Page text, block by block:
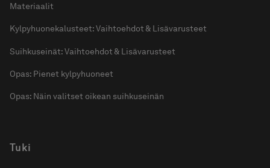
Materiaalit
Kylpyhuonekalusteet: Vaihtoehdot & Lisävarusteet
Suihkuseinät: Vaihtoehdot & Lisävarusteet
Opas: Pienet kylpyhuoneet
Opas: Näin valitset oikean suihkuseinän
Tuki